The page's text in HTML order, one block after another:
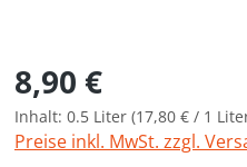
Regulärer Preis:
8,90 €
Inhalt: 0.5 Liter (17,80 € / 1
Preise inkl. MwSt. zzgl.